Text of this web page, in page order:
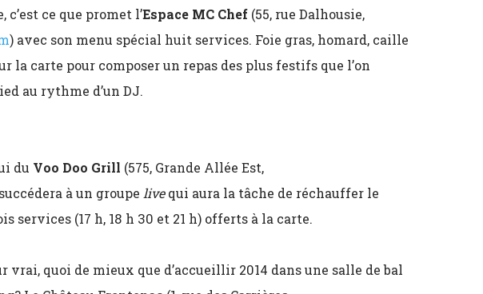
ce que promet l’Espace MC Chef(55, rue Dalhousie,
) avec son menu spécial huit services. Foie gras, homard, caille
la carte pour composer un repas des plus festifs que l’on
au rythme d’un DJ.
du Voo Doo Grill (575, Grande Allée Est,
à un groupe livequi aura la tâche de réchauffer le
services (17 h, 18 h 30 et 21 h) offerts à la carte.
vrai, quoi de mieux que d’accueillir 2014 dans une salle de bal